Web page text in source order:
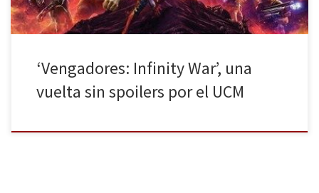
‘Vengadores: Infinity War’, una
vuelta sin spoilers por el UCM